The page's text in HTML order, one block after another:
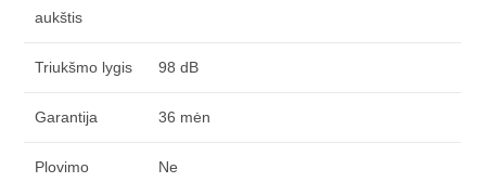
aukštis
Triukšmo lygis 98 dB
Garantija 36 mėn
Plovimo
Ne